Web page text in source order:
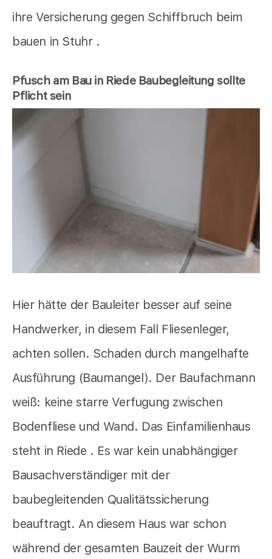
ihre Versicherung gegen Schiffbruch beim
bauen in Stuhr .
Pfusch am Bau in Riede Baubegleitung sollte
Pflicht sein
Hier hätte der Bauleiter besser auf seine
Handwerker, in diesem Fall Fliesenleger,
achten sollen. Schaden durch mangelhafte
Ausführung (Baumangel). Der Baufachmann
weiß: keine starre Verfugung zwischen
Bodenfliese und Wand. Das Einfamilienhaus
steht in Riede . Es war kein unabhängiger
Bausachverständiger mit der
baubegleitenden Qualitätssicherung
beauftragt. An diesem Haus war schon
während der gesamten Bauzeit der Wurm